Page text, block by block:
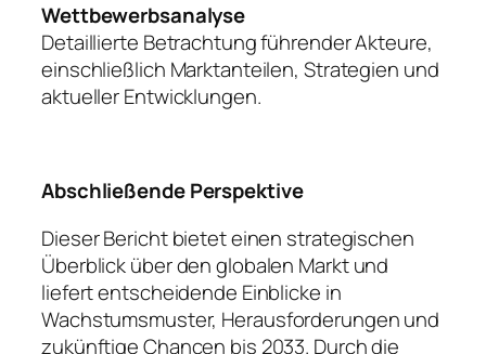
Wettbewerbsanalyse
Detaillierte Betrachtung führender Akteure,
einschließlich Marktanteilen, Strategien und
aktueller Entwicklungen.
Abschließende Perspektive
Dieser Bericht bietet einen strategischen
Überblick über den globalen Markt und
liefert entscheidende Einblicke in
Wachstumsmuster, Herausforderungen und
zukünftige Chancen bis 2033. Durch die